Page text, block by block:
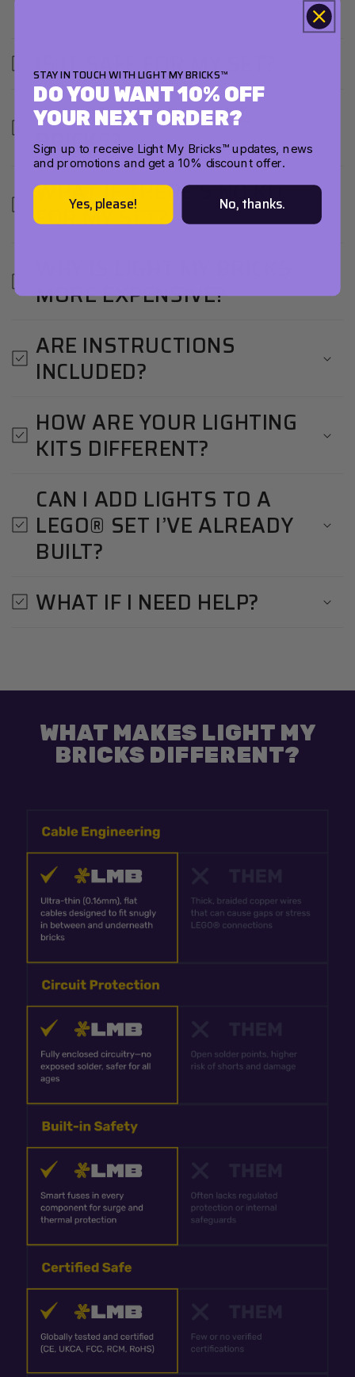
IS IT SAFE FOR MY SET?
WILL IT DAMAGE THE
BRICKS?
WHAT IF THERE’S NO KIT
FOR MY SET?
MORE EXPENSIVE?
ARE INSTRUCTIONS
INCLUDED?
HOW ARE YOUR LIGHTING
KITS DIFFERENT?
CAN I ADD LIGHTS TO A
LEGO® SET I’VE ALREADY
BUILT?
WHAT IF I NEED HELP?
WHAT MAKES LIGHT MY
BRICKS DIFFERENT?
STAY IN TOUCH WITH LIGHT MY BRICKS™
DO YOU WANT 10% OFF
YOUR NEXT ORDER?
Sign up to receive Light My Bricks™ updates, news
and promotions and get a 10% discount offer.
Yes, please! No, thanks.